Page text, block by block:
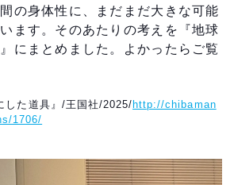
の身体性に、まだまだ大きな可能
ます。そのあたりの考えを『地球
にまとめました。よかったらご覧
した道具』/王国社/2025/ http://chibaman
1706/